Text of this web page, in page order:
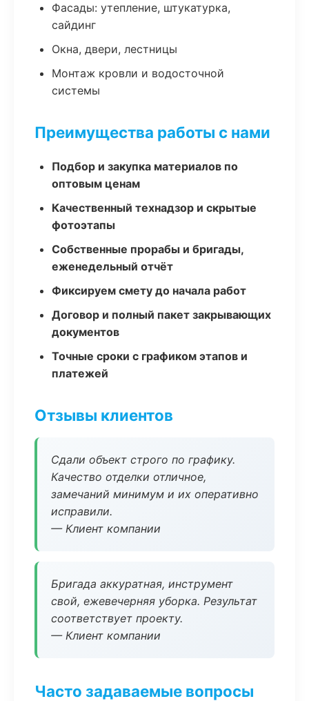
Фасады: утепление, штукатурка,
сайдинг
Окна, двери, лестницы
Монтаж кровли и водосточной
системы
Преимущества работы с нами
Подбор и закупка материалов по
оптовым ценам
Качественный технадзор и скрытые
фотоэтапы
Собственные прорабы и бригады,
еженедельный отчёт
Фиксируем смету до начала работ
Договор и полный пакет закрывающих
документов
Точные сроки с графиком этапов и
платежей
Отзывы клиентов
Сдали объект строго по графику.
Качество отделки отличное,
замечаний минимум и их оперативно
исправили.
— Клиент компании
Бригада аккуратная, инструмент
свой, ежевечерняя уборка. Результат
соответствует проекту.
— Клиент компании
Часто задаваемые вопросы